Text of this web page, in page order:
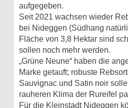
aufgegeben.
Seit 2021 wachsen wieder
bei Nideggen (Südhang
Fläche von 3,8 Hektar sind
sollen noch mehr werden.
„Grüne Neune“ haben die
Marke getauft; robuste
Sauvignac und Satin noir
rauheren Klima der Rureifel
Für die Kleinstadt Nideggen